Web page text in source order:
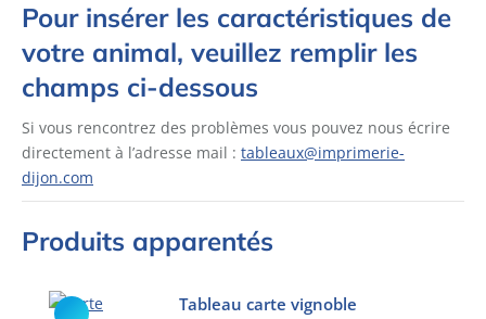
Pour insérer les caractéristiques de
votre animal, veuillez remplir les
champs ci-dessous
Si vous rencontrez des problèmes vous pouvez nous écrire
directement à l’adresse mail : tableaux@imprimerie-
dijon.com
Produits apparentés
Tableau carte vignoble